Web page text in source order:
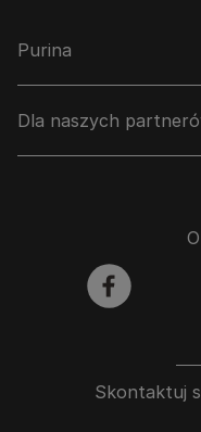
Purina
Dla naszych
Skontaktuj
facebook